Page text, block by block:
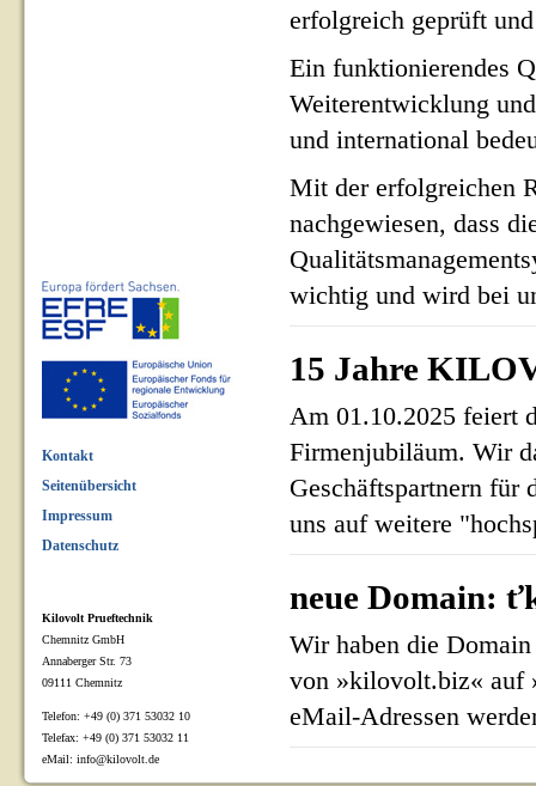
erfolgreich geprüft
Ein funktionierendes
Weiterentwicklung
und international
Mit der erfolgreichen
nachgewiesen, dass
wichtig und wird bei
15 Jahre
Am 01.10.2025 feiert
Firmenjubiläum. Wir
Geschäftspartnern für
uns auf weitere
neue Domain:
Wir haben die
von »kilovolt.biz« auf
eMail-Adressen
Kontakt
Seitenübersicht
Impressum
Datenschutz
Kilovolt Prueftechnik
Chemnitz GmbH
Annaberger Str. 73
09111 Chemnitz
Telefon: +49 (0) 371 53032 10
Telefax: +49 (0) 371 53032 11
eMail: info@kilovolt.de